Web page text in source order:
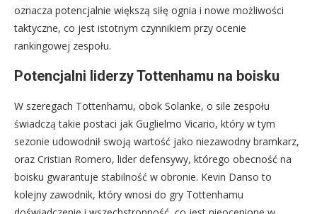
oznacza potencjalnie większą siłę ognia i nowe możliwości
taktyczne, co jest istotnym czynnikiem przy ocenie
rankingowej zespołu.
Potencjalni liderzy Tottenhamu na boisku
W szeregach Tottenhamu, obok Solanke, o sile zespołu
świadczą takie postaci jak Guglielmo Vicario, który w tym
sezonie udowodnił swoją wartość jako niezawodny bramkarz,
oraz Cristian Romero, lider defensywy, którego obecność na
boisku gwarantuje stabilność w obronie. Kevin Danso to
kolejny zawodnik, który wnosi do gry Tottenhamu